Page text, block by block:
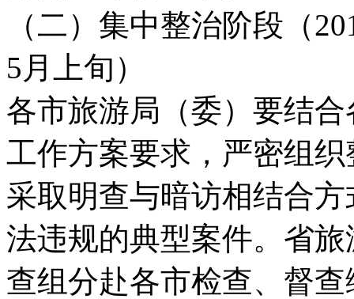
（二）集中整治阶段（
5月上旬）
各市旅游局（委）要结
工作方案要求，严密组
采取明查与暗访相结合
法违规的典型案件。省
查组分赴各市检查、督